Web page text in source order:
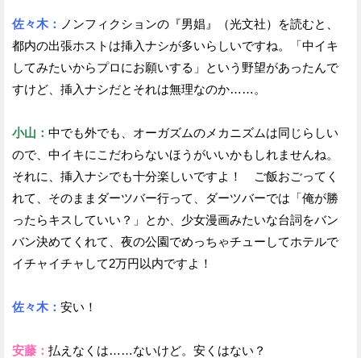
佐々木： ノンフィクションの『男娼』（光文社）を読むと、
都内の出張ホストは挿入ナシが多いらしいですね。「中イキ
してみたいからプロにお願いする」という野望があったんで
すけど、挿入ナシだとそれは無理なのか……。
小山： 中でも外でも、オーガズムのメカニズムは同じらしい
ので、中イキにこだわらないほうがいいかもしれませんね。
それに、挿入ナシでも十分楽しいですよ！ ご飯おごってく
れて、そのままダーツバー行って、ダーツバーでは「俺が勝
ったらキスしていい？」とか、少女漫画みたいな台詞をバン
バン決めてくれて、夜の公園でめっちゃチューしてホテルで
イチャイチャして2万円以内ですよ！
佐々木： 安い！
安藤： 払えなくは……ないけど。安くはない？